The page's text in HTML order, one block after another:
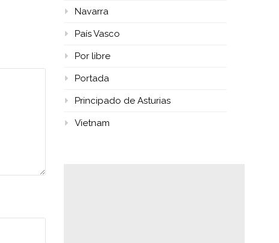
Navarra
País Vasco
Por libre
Portada
Principado de Asturias
Vietnam